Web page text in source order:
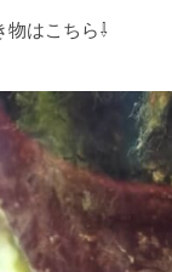
物はこちら⇩